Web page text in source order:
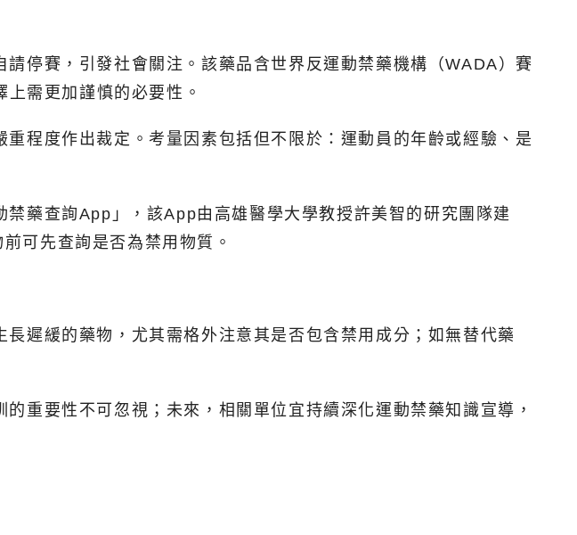
停賽，引發社會關注。該藥品含世界反運動禁藥機構（WADA）賽
需更加謹慎的必要性。
程度作出裁定。考量因素包括但不限於：運動員的年齡或經驗、是
藥查詢App」，該App由高雄醫學大學教授許美智的研究團隊建
可先查詢是否為禁用物質。
遲緩的藥物，尤其需格外注意其是否包含禁用成分；如無替代藥
重要性不可忽視；未來，相關單位宜持續深化運動禁藥知識宣導，